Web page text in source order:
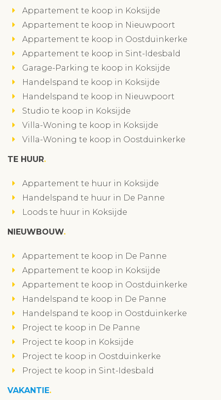
Appartement te koop in Koksijde
Appartement te koop in Nieuwpoort
Appartement te koop in Oostduinkerke
Appartement te koop in Sint-Idesbald
Garage-Parking te koop in Koksijde
Handelspand te koop in Koksijde
Handelspand te koop in Nieuwpoort
Studio te koop in Koksijde
Villa-Woning te koop in Koksijde
Villa-Woning te koop in Oostduinkerke
TE HUUR
Appartement te huur in Koksijde
Handelspand te huur in De Panne
Loods te huur in Koksijde
NIEUWBOUW
Appartement te koop in De Panne
Appartement te koop in Koksijde
Appartement te koop in Oostduinkerke
Handelspand te koop in De Panne
Handelspand te koop in Oostduinkerke
Project te koop in De Panne
Project te koop in Koksijde
Project te koop in Oostduinkerke
Project te koop in Sint-Idesbald
VAKANTIE